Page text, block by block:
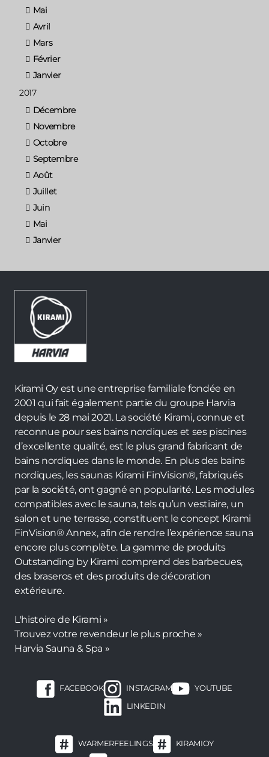
Mai
Avril
Mars
Février
Janvier
2017
Décembre
Novembre
Octobre
Septembre
Août
Juillet
Juin
Mai
Janvier
Kirami Oy est une entreprise familiale fondée en
2001 qui fait également partie du groupe Harvia
depuis le 28 mai 2021. La société Kirami, connue et
reconnue pour ses bains nordiques et ses piscines
d’excellente qualité, est le plus grand fabricant de
bains nordiques dans le monde. En plus des bains
nordiques, les saunas Kirami FinVision®, fabriqués
par la société, ont gagné en popularité. Les modules
compatibles avec le sauna, tels qu’un vestiaire, un
salon et une terrasse, constituent le concept Kirami
FinVision® Annex, afin de rendre l’expérience sauna
encore plus complète. La gamme de produits
Outstanding by Kirami comprend des barbecues,
des braseros et des produits de décoration
extérieure.
L'histoire de Kirami »
Trouvez votre revendeur le plus proche »
Harvia Sauna & Spa »
FACEBOOK INSTAGRAM
YOUTUBE
LINKEDIN
WARMERFEELINGS
KIRAMIOY